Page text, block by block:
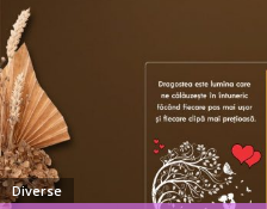
Diverse